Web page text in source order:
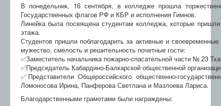
В понедельник, 16 сентября, в колледже прошла
Государственных флагов РФ и КБР и исполнения Гимнов.
Линейка была посвящена студентам колледжа, которые
этажа.
Студентов пришли поблагодарить за активные и
мужество, смелость и решительность почетные гости:
✅Заместитель начальника пожарно-спасательной части № 23
✅Председатель Кабардино-Балкарской общественной
✅Представители Общероссийского общественно-
Ломоносова Ирина, Панферова Светлана и Мазлоева Лариса.
Благодарственными грамотами были награждены: